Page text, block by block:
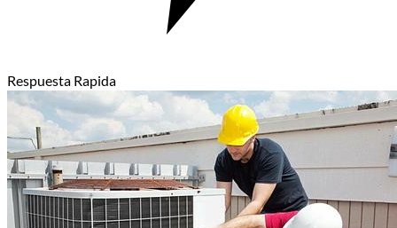
Respuesta Rapida